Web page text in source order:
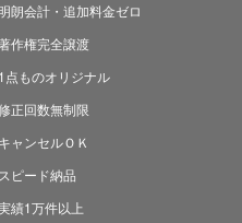
朗会計・追加料金ゼロ
作権完全譲渡
1点ものオリジナル
正回数無制限
キャンセルＯＫ
スピード納品
績1万件以上